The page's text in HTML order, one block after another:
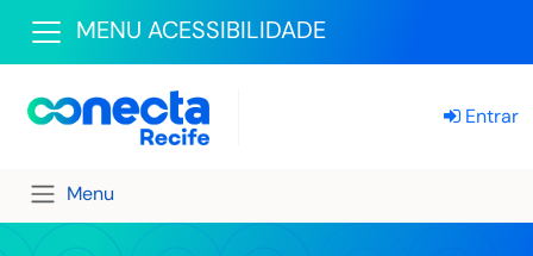
MENU ACESSIBILIDADE
Entrar
Menu